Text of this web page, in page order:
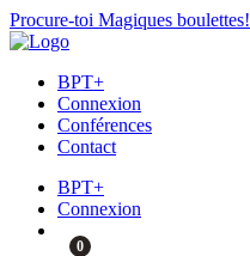
Procure-toi Magiques boulettes!
BPT+
Connexion
Conférences
Contact
BPT+
Connexion
0